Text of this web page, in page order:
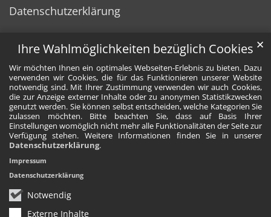
Ihre Wahlmöglichkeiten bezüglich Cookies
Wir möchten Ihnen ein optimales Webseiten-Erlebnis zu bieten. Dazu
verwenden wir Cookies, die für das Funktionieren unserer Website
notwendig sind. Mit Ihrer Zustimmung verwenden wir auch Cookies,
die zur Anzeige externer Inhalte oder zu anonymen Statistikzwecken
genutzt werden. Sie können selbst entscheiden, welche Kategorien Sie
zulassen möchten. Bitte beachten Sie, dass auf Basis Ihrer
Einstellungen womöglich nicht mehr alle Funktionalitäten der Seite zur
Verfügung stehen. Weitere Informationen finden Sie in unserer
Datenschutzerklärung.
Notwendig
Externe Inhalte
✕
Impressum
Datenschutzerklärung
Datenschutzerklärung